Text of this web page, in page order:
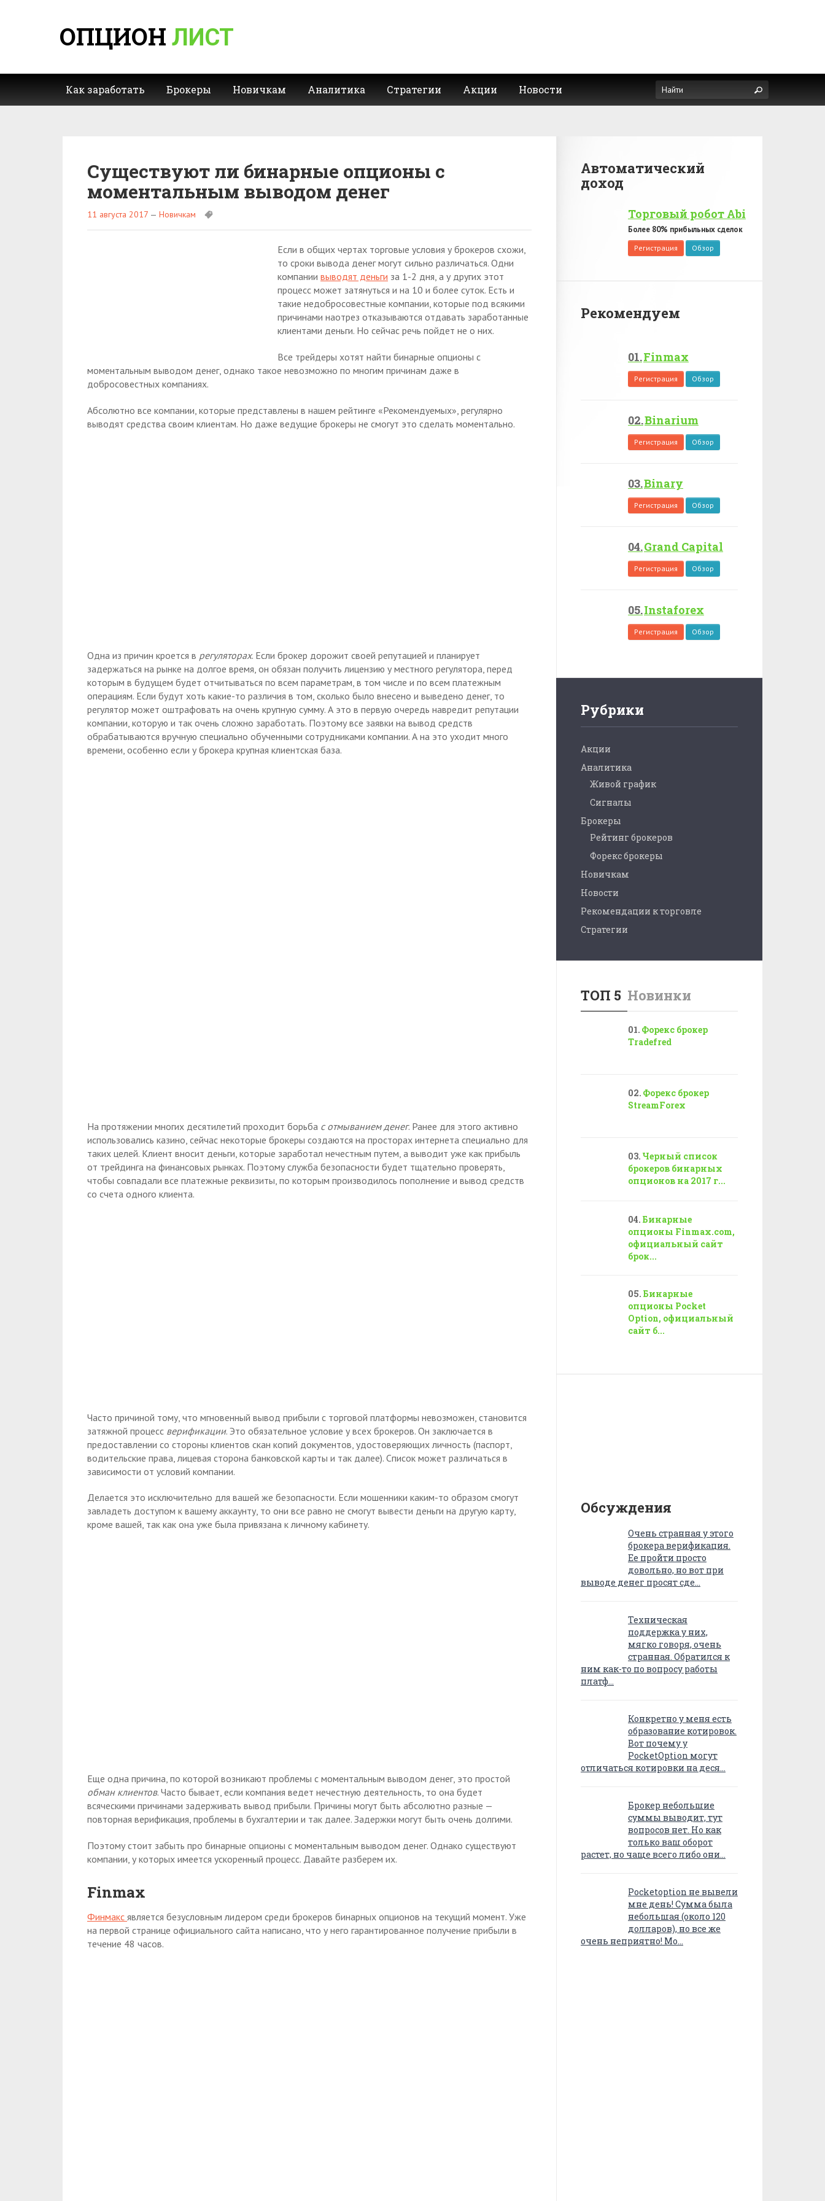
ОПЦИОН ЛИСТ
Как заработать Брокеры Новичкам Аналитика Стратегии Акции Новости
Существуют ли бинарные опционы с
моментальным выводом денег
11 августа 2017 — Новичкам
Если в общих чертах торговые условия у брокеров схожи,
то сроки вывода денег могут сильно различаться. Одни
компании выводят деньги за 1-2 дня, а у других этот
процесс может затянуться и на 10 и более суток. Есть и
такие недобросовестные компании, которые под всякими
причинами наотрез отказываются отдавать заработанные
клиентами деньги. Но сейчас речь пойдет не о них.
Все трейдеры хотят найти бинарные опционы с
моментальным выводом денег, однако такое невозможно по многим причинам даже в
добросовестных компаниях.
Абсолютно все компании, которые представлены в нашем рейтинге «Рекомендуемых», регулярно
выводят средства своим клиентам. Но даже ведущие брокеры не смогут это сделать моментально.
Одна из причин кроется в регуляторах. Если брокер дорожит своей репутацией и планирует
задержаться на рынке на долгое время, он обязан получить лицензию у местного регулятора, перед
которым в будущем будет отчитываться по всем параметрам, в том числе и по всем платежным
операциям. Если будут хоть какие-то различия в том, сколько было внесено и выведено денег, то
регулятор может оштрафовать на очень крупную сумму. А это в первую очередь навредит репутации
компании, которую и так очень сложно заработать. Поэтому все заявки на вывод средств
обрабатываются вручную специально обученными сотрудниками компании. А на это уходит много
времени, особенно если у брокера крупная клиентская база.
На протяжении многих десятилетий проходит борьба с отмыванием денег. Ранее для этого активно
использовались казино, сейчас некоторые брокеры создаются на просторах интернета специально для
таких целей. Клиент вносит деньги, которые заработал нечестным путем, а выводит уже как прибыль
от трейдинга на финансовых рынках. Поэтому служба безопасности будет тщательно проверять,
чтобы совпадали все платежные реквизиты, по которым производилось пополнение и вывод средств
со счета одного клиента.
Часто причиной тому, что мгновенный вывод прибыли с торговой платформы невозможен, становится
затяжной процесс верификации. Это обязательное условие у всех брокеров. Он заключается в
предоставлении со стороны клиентов скан копий документов, удостоверяющих личность (паспорт,
водительские права, лицевая сторона банковской карты и так далее). Список может различаться в
зависимости от условий компании.
Делается это исключительно для вашей же безопасности. Если мошенники каким-то образом смогут
завладеть доступом к вашему аккаунту, то они все равно не смогут вывести деньги на другую карту,
кроме вашей, так как она уже была привязана к личному кабинету.
Еще одна причина, по которой возникают проблемы с моментальным выводом денег, это простой
обман клиентов. Часто бывает, если компания ведет нечестную деятельность, то она будет
всяческими причинами задерживать вывод прибыли. Причины могут быть абсолютно разные —
повторная верификация, проблемы в бухгалтерии и так далее. Задержки могут быть очень долгими.
Поэтому стоит забыть про бинарные опционы с моментальным выводом денег. Однако существуют
компании, у которых имеется ускоренный процесс. Давайте разберем их.
Finmax
Финмакс является безусловным лидером среди брокеров бинарных опционов на текущий момент. Уже
на первой странице официального сайта написано, что у него гарантированное получение прибыли в
течение 48 часов.
Автоматический
доход
Торговый робот Abi
Более 80% прибыльных сделок
Регистрация Обзор
Рекомендуем
Finmax
Регистрация Обзор
Binarium
Регистрация Обзор
Binary
Регистрация Обзор
Grand Capital
Регистрация Обзор
Instaforex
Регистрация Обзор
Рубрики
Акции
Аналитика
Живой график
Сигналы
Брокеры
Рейтинг брокеров
Форекс брокеры
Новичкам
Новости
Рекомендации к торговле
Стратегии
ТОП 5 Новинки
Форекс брокер
Tradefred
Форекс брокер
StreamForex
Черный список
брокеров бинарных
опционов на 2017 г...
Бинарные
опционы Finmax.com,
официальный сайт
брок...
Бинарные
опционы Pocket
Option, официальный
сайт б...
Обсуждения
Очень странная у этого
брокера верификация.
Ее пройти просто
довольно, но вот при
выводе денег просят сде…
Техническая
поддержка у них,
мягко говоря, очень
странная. Обратился к
ним как-то по вопросу работы
платф…
Конкретно у меня есть
образование котировок.
Вот почему у
PocketOption могут
отличаться котировки на деся…
Брокер небольшие
суммы выводит, тут
вопросов нет. Но как
только ваш оборот
растет, но чаще всего либо они…
Pocketoption не вывели
мне день! Сумма была
небольшая (около 120
долларов), но все же
очень неприятно! Мо…